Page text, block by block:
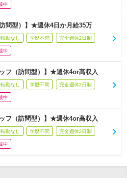
中
問型）】★週休4日か月給35万
転勤なし 学歴不問 完全週休2日制
中
フ（訪問型）】★週休4or高収入
転勤なし 学歴不問 完全週休2日制
中
フ（訪問型）】★週休4or高収入
転勤なし 学歴不問 完全週休2日制
中